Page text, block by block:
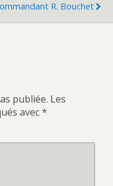
R. Bouchet
publiée. Les
avec*